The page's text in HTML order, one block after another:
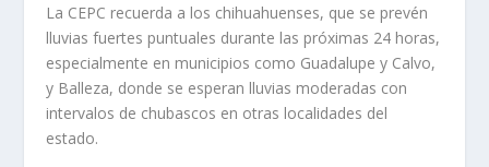
La CEPC recuerda a los chihuahuenses, que se prevén
lluvias fuertes puntuales durante las próximas 24 horas,
especialmente en municipios como Guadalupe y Calvo,
y Balleza, donde se esperan lluvias moderadas con
intervalos de chubascos en otras localidades del
estado.